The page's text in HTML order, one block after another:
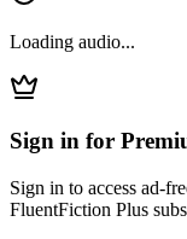
Loading audio...
Sign in for
Sign in to access ad-
FluentFiction Plus